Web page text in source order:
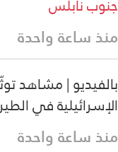
جنوب نابلس
منذ ساعة واحدة
بالفيديو | مشاهد
الإسرائيلية في
منذ ساعة واحدة